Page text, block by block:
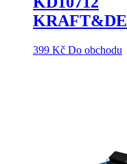
399 Kč Do obchodu